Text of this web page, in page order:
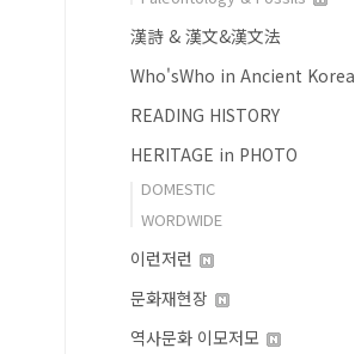
漢詩 & 漢文&漢文法
Who'sWho in Ancient Korea
READING HISTORY
HERITAGE in PHOTO
DOMESTIC
WORDWIDE
이런저런
문화재현장
역사문화 이모저모